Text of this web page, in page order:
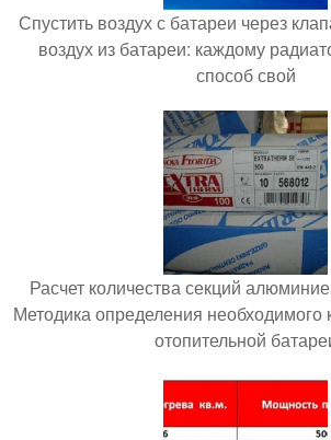
Спустить воздух с батареи через
воздух из батареи: каждому
способ свой
Расчет количества секций
Методика определения необходимого
отопительной